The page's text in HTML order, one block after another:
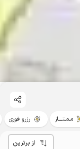
مـمـتــــاز رزرو فوری
از برترین